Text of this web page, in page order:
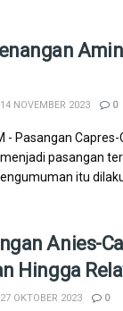
NOVEMBER 2023 0
- Pasangan
pasangan
itu
Anies-
Hingga
OKTOBER 2023 0